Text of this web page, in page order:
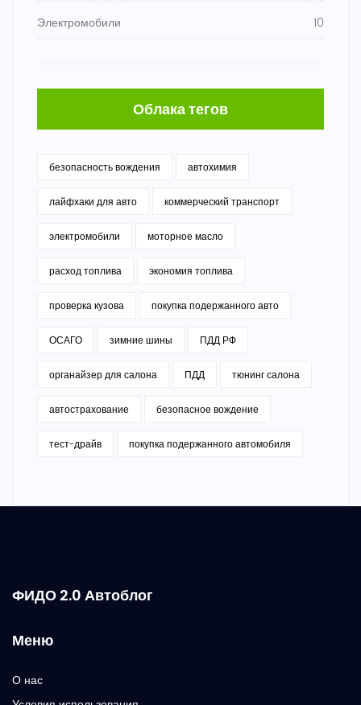
Электромобили 10
Облака тегов
безопасность вождения автохимия
лайфхаки для авто коммерческий транспорт
электромобили моторное масло
расход топлива экономия топлива
проверка кузова покупка подержанного авто
ОСАГО зимние шины ПДД РФ
органайзер для салона ПДД тюнинг салона
автострахование безопасное вождение
тест-драйв покупка подержанного автомобиля
ФИДО 2.0 Автоблог
Меню
О нас